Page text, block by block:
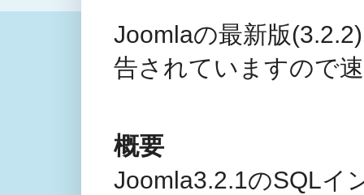
Joomlaの最新版
告されていますので
概要
Joomla3.2.1のSQLイ